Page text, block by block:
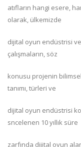
atıfların hangi esere,
olarak, ülkemizde
dijital oyun endüstrisi
çalışmaların, söz
konusu projenin
tanımı, türleri ve
dijital oyun endüstrisi
sncelenen 10 yıllık süre
zarfında dijital oyun